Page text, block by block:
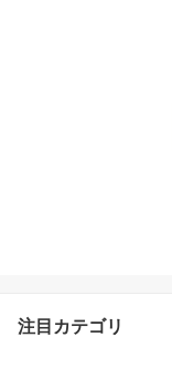
注目カテゴリ